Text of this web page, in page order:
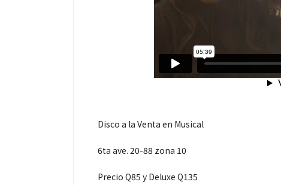
Disco a la Venta en Musical
6ta ave. 20-88 zona 10
Precio Q85 y Deluxe Q135